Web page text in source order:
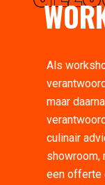
Als
maar
culinair
showroom,
een offerte